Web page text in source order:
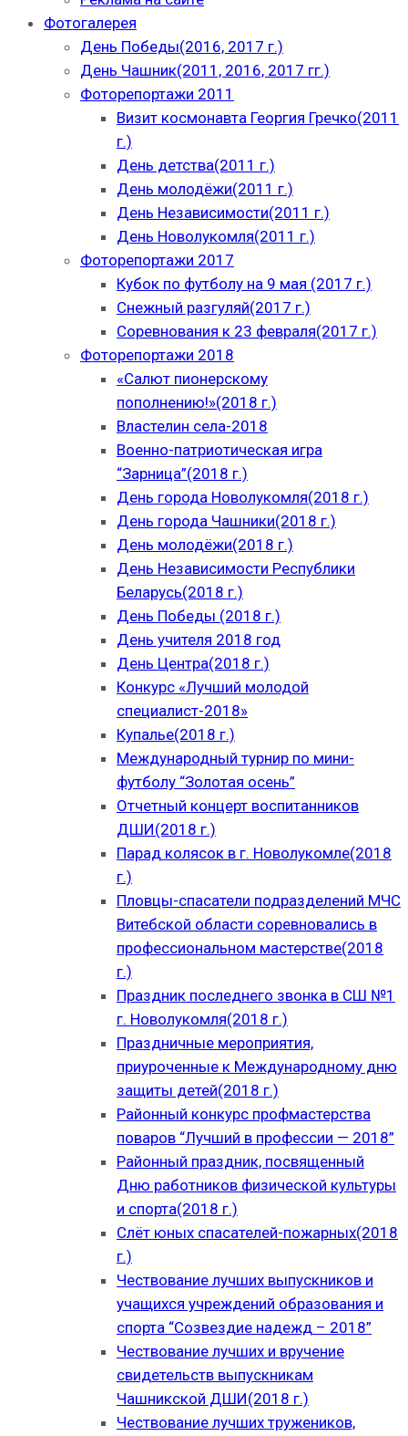
Фотогалерея
День Победы(2016, 2017 г.)
День Чашник(2011, 2016, 2017 гг.)
Фоторепортажи 2011
Визит космонавта Георгия Гречко(2011
г.)
День детства(2011 г.)
День молодёжи(2011 г.)
День Независимости(2011 г.)
День Новолукомля(2011 г.)
Фоторепортажи 2017
Кубок по футболу на 9 мая (2017 г.)
Снежный разгуляй(2017 г.)
Соревнования к 23 февраля(2017 г.)
Фоторепортажи 2018
«Салют пионерскому
пополнению!»(2018 г.)
Властелин села-2018
Военно-патриотическая игра
“Зарница”(2018 г.)
День города Новолукомля(2018 г.)
День города Чашники(2018 г.)
День молодёжи(2018 г.)
День Независимости Республики
Беларусь(2018 г.)
День Победы (2018 г.)
День учителя 2018 год
День Центра(2018 г.)
Конкурс «Лучший молодой
специалист-2018»
Купалье(2018 г.)
Международный турнир по мини-
футболу “Золотая осень”
Отчетный концерт воспитанников
ДШИ(2018 г.)
Парад колясок в г. Новолукомле(2018
г.)
Пловцы-спасатели подразделений МЧС
Витебской области соревновались в
профессиональном мастерстве(2018
г.)
Праздник последнего звонка в СШ №1
г. Новолукомля(2018 г.)
Праздничные мероприятия,
приуроченные к Международному дню
защиты детей(2018 г.)
Районный конкурс профмастерства
поваров “Лучший в профессии — 2018”
Районный праздник, посвященный
Дню работников физической культуры
и спорта(2018 г.)
Слёт юных спасателей-пожарных(2018
г.)
Чествование лучших выпускников и
учащихся учреждений образования и
спорта “Созвездие надежд – 2018”
Чествование лучших и вручение
свидетельств выпускникам
Чашникской ДШИ(2018 г.)
Чествование лучших тружеников,